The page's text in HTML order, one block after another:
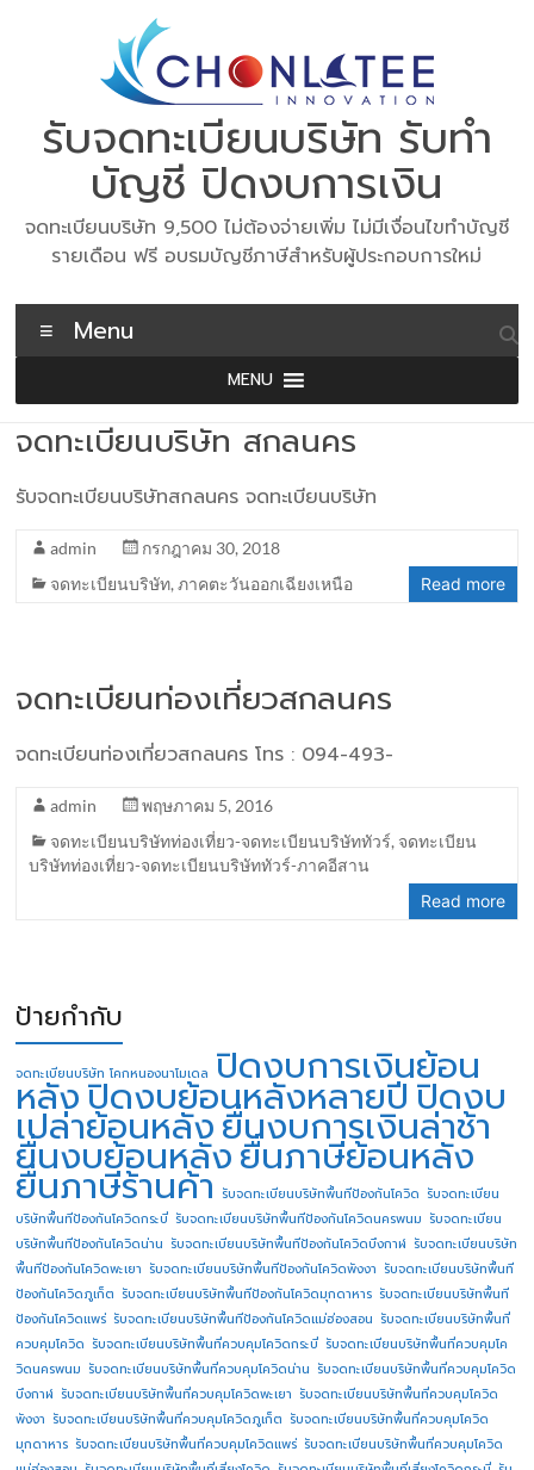
รับจดทะเบียนบริษัท รับทำ
บัญชี ปิดงบการเงิน
จดทะเบียนบริษัท 9,500 ไม่ต้องจ่ายเพิ่ม ไม่มีเงื่อนไขทำบัญชี
รายเดือน ฟรี อบรมบัญชีภาษีสำหรับผู้ประกอบการใหม่
Menu
MENU
จดทะเบียนบริษัท สกลนคร
รับจดทะเบียนบริษัทสกลนคร จดทะเบียนบริษัท
admin
กรกฎาคม 30, 2018
จดทะเบียนบริษัท,ภาคตะวันออกเฉียงเหนือ Read more
จดทะเบียนท่องเที่ยวสกลนคร
จดทะเบียนท่องเที่ยวสกลนคร โทร : 094-493-
admin
พฤษภาคม 5, 2016
จดทะเบียนบริษัทท่องเที่ยว-จดทะเบียนบริษัททัวร์, จดทะเบียน
บริษัทท่องเที่ยว-จดทะเบียนบริษัททัวร์-ภาคอีสาน
Read more
ป้ายกำกับ
จดทะเบียนบริษัท โคกหนองนาโมเดล ปิดงบการเงินย้อน
หลังปิดงบย้อนหลังหลายปี ปิดงบ
เปล่าย้อนหลังยื่นงบการเงินล่าช้า
ยื่นงบย้อนหลังยื่นภาษีย้อนหลัง
ยื่นภาษีร้านค้า รับจดทะเบียนบริษัทพื้นทีป้องกันโควิด รับจดทะเบียน
บริษัทพื้นทีป้องกันโควิดกระบี่ รับจดทะเบียนบริษัทพื้นทีป้องกันโควิดนครพนม รับจดทะเบียน
บริษัทพื้นทีป้องกันโควิดน่าน รับจดทะเบียนบริษัทพื้นทีป้องกันโควิดบึงกาฬ รับจดทะเบียนบริษัท
พื้นทีป้องกันโควิดพะเยา รับจดทะเบียนบริษัทพื้นทีป้องกันโควิดพังงา รับจดทะเบียนบริษัทพื้นที
ป้องกันโควิดภูเก็ต รับจดทะเบียนบริษัทพื้นทีป้องกันโควิดมุกดาหาร รับจดทะเบียนบริษัทพื้นที
ป้องกันโควิดแพร่ รับจดทะเบียนบริษัทพื้นทีป้องกันโควิดแม่ฮ่องสอน รับจดทะเบียนบริษัทพื้นที่
ควบคุมโควิด รับจดทะเบียนบริษัทพื้นที่ควบคุมโควิดกระบี่ รับจดทะเบียนบริษัทพื้นที่ควบคุมโค
วิดนครพนม รับจดทะเบียนบริษัทพื้นที่ควบคุมโควิดน่าน รับจดทะเบียนบริษัทพื้นที่ควบคุมโควิด
บึงกาฬ รับจดทะเบียนบริษัทพื้นที่ควบคุมโควิดพะเยา รับจดทะเบียนบริษัทพื้นที่ควบคุมโควิด
พังงา รับจดทะเบียนบริษัทพื้นที่ควบคุมโควิดภูเก็ต รับจดทะเบียนบริษัทพื้นที่ควบคุมโควิด
มุกดาหาร รับจดทะเบียนบริษัทพื้นที่ควบคุมโควิดแพร่ รับจดทะเบียนบริษัทพื้นที่ควบคุมโควิด